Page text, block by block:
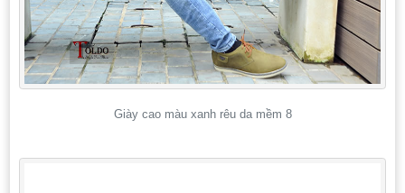
Giày cao màu xanh rêu da mềm 8